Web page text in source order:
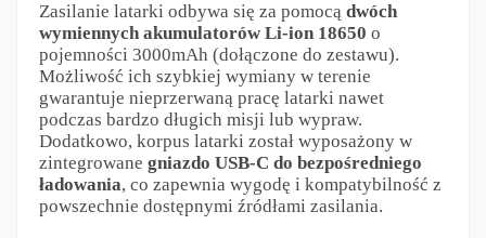
Zasilanie latarki odbywa się za pomocą dwóch
wymiennych akumulatorów Li-ion 18650 o
pojemności 3000mAh (dołączone do zestawu).
Możliwość ich szybkiej wymiany w terenie
gwarantuje nieprzerwaną pracę latarki nawet
podczas bardzo długich misji lub wypraw.
Dodatkowo, korpus latarki został wyposażony w
zintegrowane gniazdo USB-C do bezpośredniego
ładowania, co zapewnia wygodę i kompatybilność z
powszechnie dostępnymi źródłami zasilania.